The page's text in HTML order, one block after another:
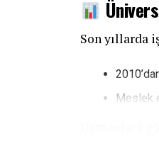
Son yıllarda
Meslek